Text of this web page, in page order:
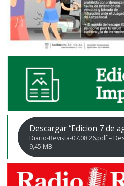
Descargar “Edicion 7 de
Diario-Revista-07.08.26.pdf –
9,45 MB